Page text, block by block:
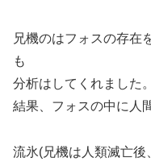
兄機のはフォスの存在
も
分析はしてくれました。
結果、フォスの中に人
流氷(兄機は人類滅亡後